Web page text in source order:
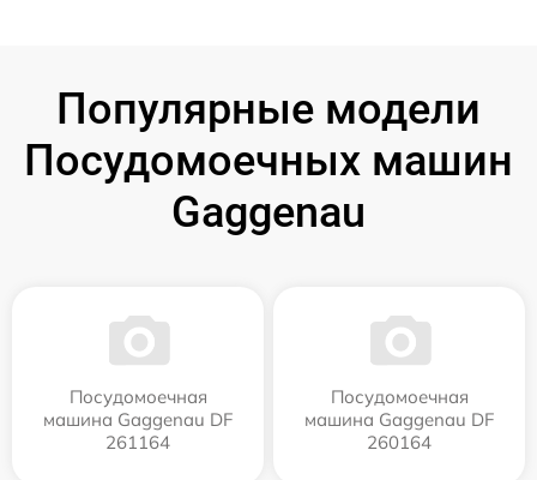
Популярные модели
Посудомоечных машин
Gaggenau
Посудомоечная
машина Gaggenau DF
261164
Посудомоечная
машина Gaggenau DF
260164